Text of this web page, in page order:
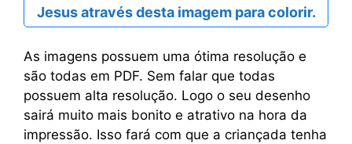
Jesus através desta imagem para colorir.
As imagens possuem uma ótima resolução e
são todas em PDF. Sem falar que todas
possuem alta resolução. Logo o seu desenho
sairá muito mais bonito e atrativo na hora da
impressão. Isso fará com que a criançada tenha